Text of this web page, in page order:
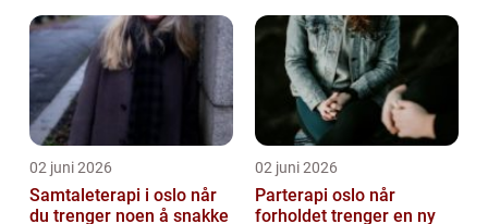
02 juni 2026
Samtaleterapi i oslo når
du trenger noen å snakke
02 juni 2026
Parterapi oslo når
forholdet trenger en ny